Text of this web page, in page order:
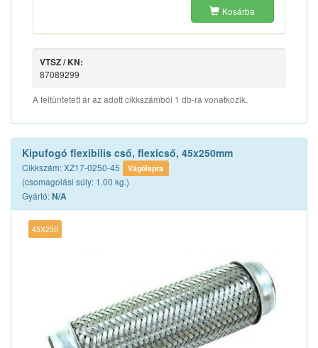
Kosárba
VTSZ / KN:
87089299
A feltüntetett ár az adott cikkszámból 1 db-ra vonatkozik.
Kipufogó flexibilis cső, flexicső, 45x250mm
Cikkszám: XZ17-0250-45 Vágólapra
(csomagolási súly: 1.00 kg.)
Gyártó:N/A
45X250